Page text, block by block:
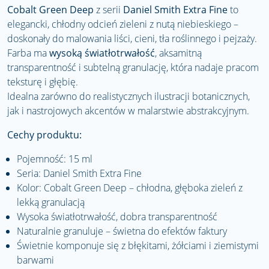
Cobalt Green Deep z serii Daniel Smith Extra Fineto
elegancki, chłodny odcień zieleni z nutą niebieskiego –
doskonały do malowania liści, cieni, tła roślinnego i pejzaży.
Farba mawysoką światłotrwałość, aksamitną
transparentność i subtelną granulację, która nadaje pracom
teksturę i głębię.
Idealna zarówno do realistycznych ilustracji botanicznych,
jak i nastrojowych akcentów w malarstwie abstrakcyjnym.
Cechy produktu:
Pojemność: 15 ml
Seria: Daniel Smith Extra Fine
Kolor: Cobalt Green Deep – chłodna, głęboka zieleń z
lekką granulacją
Wysoka światłotrwałość, dobra transparentność
Naturalnie granuluje – świetna do efektów faktury
Świetnie komponuje się z błękitami, żółciami i ziemistymi
barwami